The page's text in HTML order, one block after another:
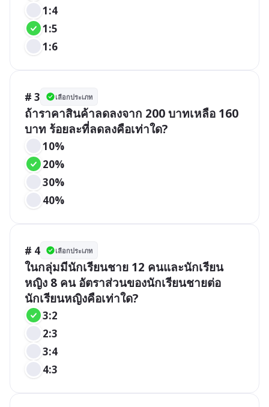
1:4
1:5
1:6
# 3 เลือกประเภท
ถ้าราคาสินค้าลดลงจาก 200 บาทเหลือ 160
บาท ร้อยละที่ลดลงคือเท่าใด?
10%
20%
30%
40%
# 4 เลือกประเภท
ในกลุ่มมีนักเรียนชาย 12 คนและนักเรียน
หญิง 8 คน อัตราส่วนของนักเรียนชายต่อ
นักเรียนหญิงคือเท่าใด?
3:2
2:3
3:4
4:3